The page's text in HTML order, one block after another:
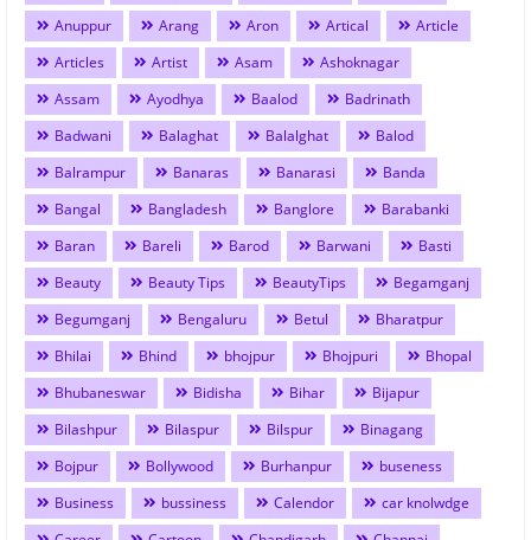
Anuppur
Arang Aron Artical
Article
Articles
Artist Asam
Ashoknagar
Assam
Ayodhya Baalod
Badrinath
Badwani
Balaghat Balalghat
Balod
Balrampur
Banaras Banarasi
Banda
Bangal
Bangladesh Banglore
Barabanki
Baran
Bareli Barod Barwani
Basti
Beauty
Beauty Tips BeautyTips
Begamganj
Begumganj
Bengaluru Betul
Bharatpur
Bhilai
Bhind bhojpur Bhojpuri
Bhopal
Bhubaneswar
Bidisha Bihar
Bijapur
Bilashpur
Bilaspur Bilspur
Binagang
Bojpur
Bollywood Burhanpur
buseness
Business
bussiness Calendor
car knolwdge